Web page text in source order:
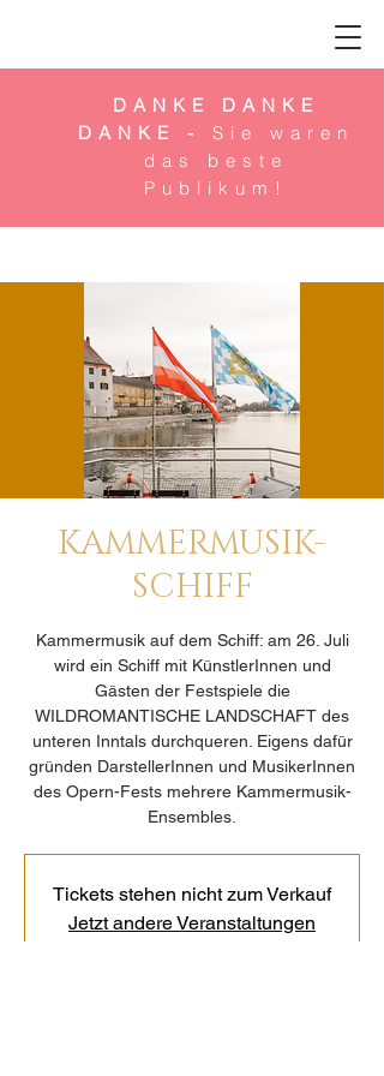
DANKE DANKE
DANKE - Sie waren
das beste
Publikum!
KAMMERMUSIK-
SCHIFF
Kammermusik auf dem Schiff: am 26. Juli
wird ein Schiff mit KünstlerInnen und
Gästen der Festspiele die
WILDROMANTISCHE LANDSCHAFT des
unteren Inntals durchqueren. Eigens dafür
gründen DarstellerInnen und MusikerInnen
des Opern-Fests mehrere Kammermusik-
Ensembles.
Tickets stehen nicht zum Verkauf
Jetzt andere Veranstaltungen